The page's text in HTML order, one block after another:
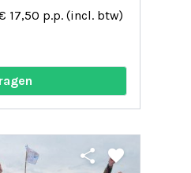
17,50 p.p. (incl. btw)
share favorite